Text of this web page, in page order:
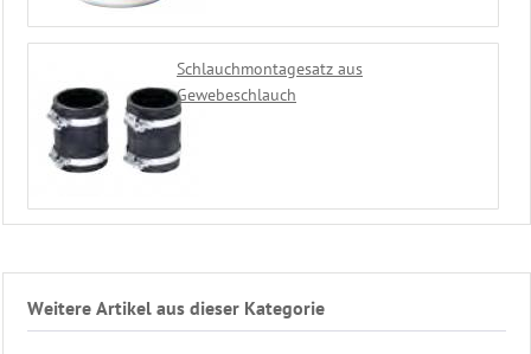
Schlauchmontagesatz aus
Gewebeschlauch
Weitere Artikel aus dieser Kategorie